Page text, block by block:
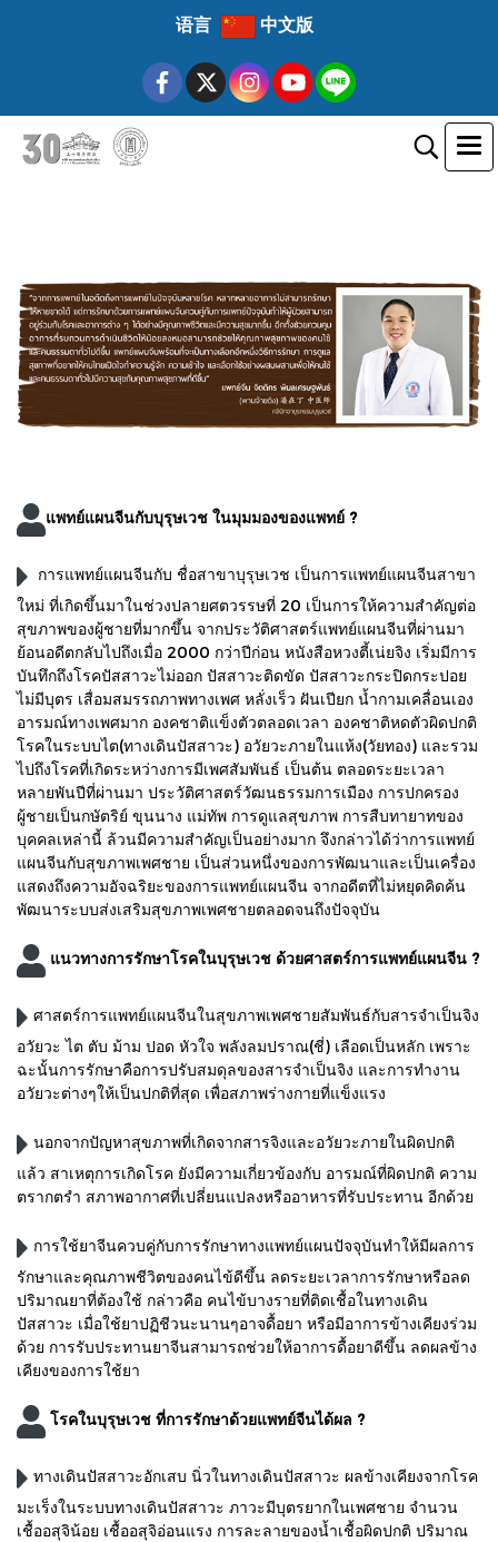
语言 中文版
แพทย์แผนจีนกับบุรุษเวช ในมุมมองของแพทย์ ?
การแพทย์แผนจีนกับ ชื่อสาขาบุรุษเวช เป็นการแพทย์แผนจีนสาขา
ใหม่ ที่เกิดขึ้นมาในช่วงปลายศตวรรษที่ 20 เป็นการให้ความสำคัญต่อ
สุขภาพของผู้ชายที่มากขึ้น จากประวัติศาสตร์แพทย์แผนจีนที่ผ่านมา
ย้อนอดีตกลับไปถึงเมื่อ 2000 กว่าปีก่อน หนังสือหวงตี้เน่ยจิง เริ่มมีการ
บันทึกถึงโรคปัสสาวะไม่ออก ปัสสาวะติดขัด ปัสสาวะกระปิดกระปอย
ไม่มีบุตร เสื่อมสมรรถภาพทางเพศ หลั่งเร็ว ฝันเปียก น้ำกามเคลื่อนเอง
อารมณ์ทางเพศมาก องคชาติแข็งตัวตลอดเวลา องคชาติหดตัวผิดปกติ
โรคในระบบไต(ทางเดินปัสสาวะ) อวัยวะภายในแห้ง(วัยทอง) และรวม
ไปถึงโรคที่เกิดระหว่างการมีเพศสัมพันธ์ เป็นต้น ตลอดระยะเวลา
หลายพันปีที่ผ่านมา ประวัติศาสตร์วัฒนธรรมการเมือง การปกครอง
ผู้ชายเป็นกษัตริย์ ขุนนาง แม่ทัพ การดูแลสุขภาพ การสืบทายาทของ
บุคคลเหล่านี้ ล้วนมีความสำคัญเป็นอย่างมาก จึงกล่าวได้ว่าการแพทย์
แผนจีนกับสุขภาพเพศชาย เป็นส่วนหนึ่งของการพัฒนาและเป็นเครื่อง
แสดงถึงความอัจฉริยะของการแพทย์แผนจีน จากอดีตที่ไม่หยุดคิดค้น
พัฒนาระบบส่งเสริมสุขภาพเพศชายตลอดจนถึงปัจจุบัน
แนวทางการรักษาโรคในบุรุษเวช ด้วยศาสตร์การแพทย์แผนจีน ?
ศาสตร์การแพทย์แผนจีนในสุขภาพเพศชายสัมพันธ์กับสารจำเป็นจิง
อวัยวะ ไต ตับ ม้าม ปอด หัวใจ พลังลมปราณ(ชี่) เลือดเป็นหลัก เพราะ
ฉะนั้นการรักษาคือการปรับสมดุลของสารจำเป็นจิง และการทำงาน
อวัยวะต่างๆให้เป็นปกติที่สุด เพื่อสภาพร่างกายที่แข็งแรง
นอกจากปัญหาสุขภาพที่เกิดจากสารจิงและอวัยวะภายในผิดปกติ
แล้ว สาเหตุการเกิดโรค ยังมีความเกี่ยวข้องกับ อารมณ์ที่ผิดปกติ ความ
ตรากตรำ สภาพอากาศที่เปลี่ยนแปลงหรืออาหารที่รับประทาน อีกด้วย
การใช้ยาจีนควบคู่กับการรักษาทางแพทย์แผนปัจจุบันทำให้มีผลการ
รักษาและคุณภาพชีวิตของคนไข้ดีขึ้น ลดระยะเวลาการรักษาหรือลด
ปริมาณยาที่ต้องใช้ กล่าวคือ คนไข้บางรายที่ติดเชื้อในทางเดิน
ปัสสาวะ เมื่อใช้ยาปฏิชีวนะนานๆอาจดื้อยา หรือมีอาการข้างเคียงร่วม
ด้วย การรับประทานยาจีนสามารถช่วยให้อาการดื้อยาดีขึ้น ลดผลข้าง
เคียงของการใช้ยา
โรคในบุรุษเวช ที่การรักษาด้วยแพทย์จีนได้ผล ?
ทางเดินปัสสาวะอักเสบ นิ่วในทางเดินปัสสาวะ ผลข้างเคียงจากโรค
มะเร็งในระบบทางเดินปัสสาวะ ภาวะมีบุตรยากในเพศชาย จำนวน
เชื้ออสุจิน้อย เชื้ออสุจิอ่อนแรง การละลายของน้ำเชื้อผิดปกติ ปริมาณ